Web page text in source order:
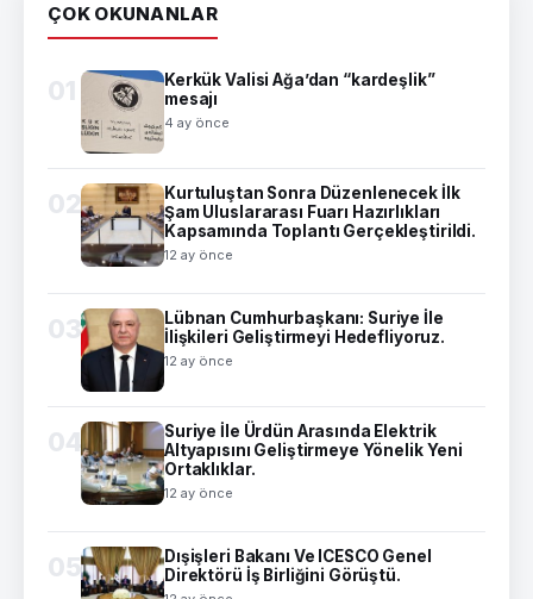
ÇOK OKUNANLAR
01
Kerkük Valisi Ağa’dan “kardeşlik”
mesajı
4 ay önce
02
Kurtuluştan Sonra Düzenlenecek İlk
Şam Uluslararası Fuarı Hazırlıkları
Kapsamında Toplantı Gerçekleştirildi.
12 ay önce
03
Lübnan Cumhurbaşkanı: Suriye İle
İlişkileri Geliştirmeyi Hedefliyoruz.
12 ay önce
04
Suriye İle Ürdün Arasında Elektrik
Altyapısını Geliştirmeye Yönelik Yeni
Ortaklıklar.
12 ay önce
05
Dışişleri Bakanı Ve ICESCO Genel
Direktörü İş Birliğini Görüştü.